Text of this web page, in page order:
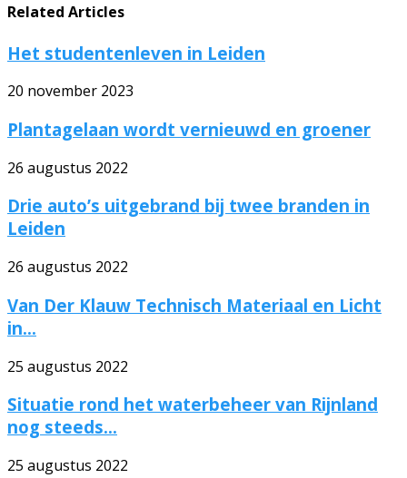
Related Articles
Het studentenleven in Leiden
20 november 2023
Plantagelaan wordt vernieuwd en groener
26 augustus 2022
Drie auto’s uitgebrand bij twee branden in
Leiden
26 augustus 2022
Van Der Klauw Technisch Materiaal en Licht
in...
25 augustus 2022
Situatie rond het waterbeheer van Rijnland
nog steeds...
25 augustus 2022